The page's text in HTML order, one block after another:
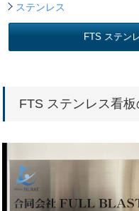
ステンレス
FTS ステン
FTS ステンレス看板